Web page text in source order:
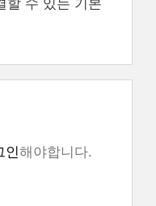
인해야합니다.